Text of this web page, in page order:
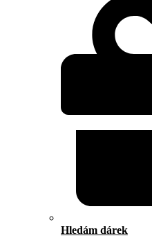
Hledám dárek